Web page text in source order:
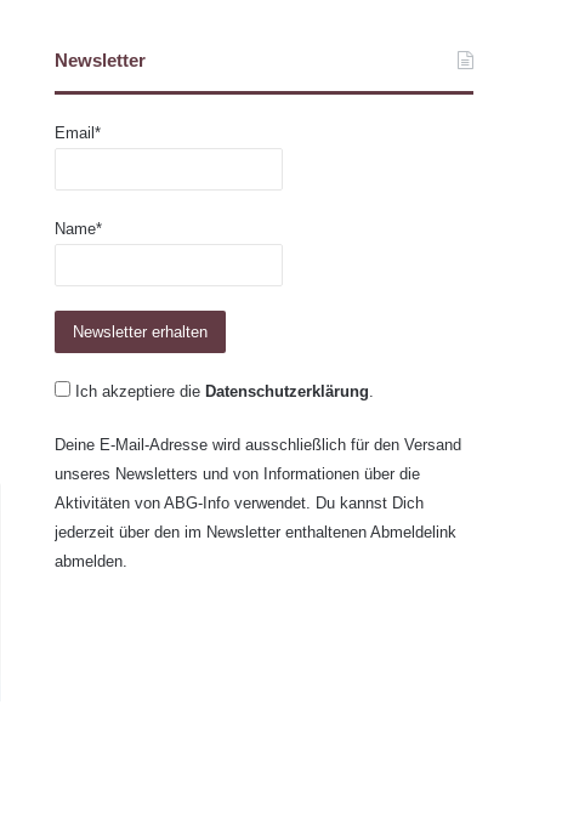
Newsletter
Email*
Name*
Ich akzeptiere die Datenschutzerklärung.
Deine E-Mail-Adresse wird ausschließlich für den Versand
unseres Newsletters und von Informationen über die
Aktivitäten von ABG-Info verwendet. Du kannst Dich
jederzeit über den im Newsletter enthaltenen Abmeldelink
abmelden.